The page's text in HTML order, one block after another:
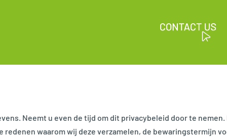
Neemt u even de tijd om dit privacybeleid door te
waarom wij deze verzamelen, de bewaringstermijn